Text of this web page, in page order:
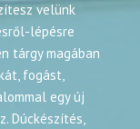
velünk
lépésre
tárgy magában
fogást,
egy új
Dúckészítés,